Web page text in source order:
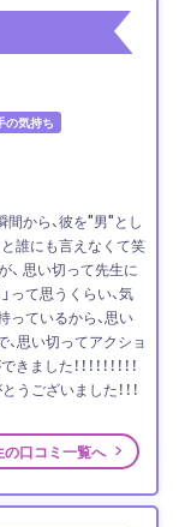
の気持ち
間から、彼を"男"とし
誰にも言えなくて笑
、 思い切って先生に
って思うくらい、気
っているから、思い
思い切ってアクショ
た！！！！！！！！！
うございました！！！
口コミ一覧へ